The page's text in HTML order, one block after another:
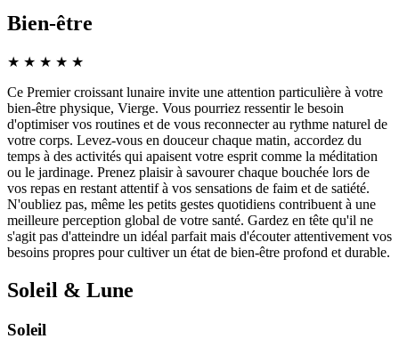
Bien-être
★ ★ ★ ★ ★
Ce Premier croissant lunaire invite une attention particulière à votre
bien-être physique, Vierge. Vous pourriez ressentir le besoin
d'optimiser vos routines et de vous reconnecter au rythme naturel de
votre corps. Levez-vous en douceur chaque matin, accordez du
temps à des activités qui apaisent votre esprit comme la méditation
ou le jardinage. Prenez plaisir à savourer chaque bouchée lors de
vos repas en restant attentif à vos sensations de faim et de satiété.
N'oubliez pas, même les petits gestes quotidiens contribuent à une
meilleure perception global de votre santé. Gardez en tête qu'il ne
s'agit pas d'atteindre un idéal parfait mais d'écouter attentivement vos
besoins propres pour cultiver un état de bien-être profond et durable.
Soleil & Lune
Soleil